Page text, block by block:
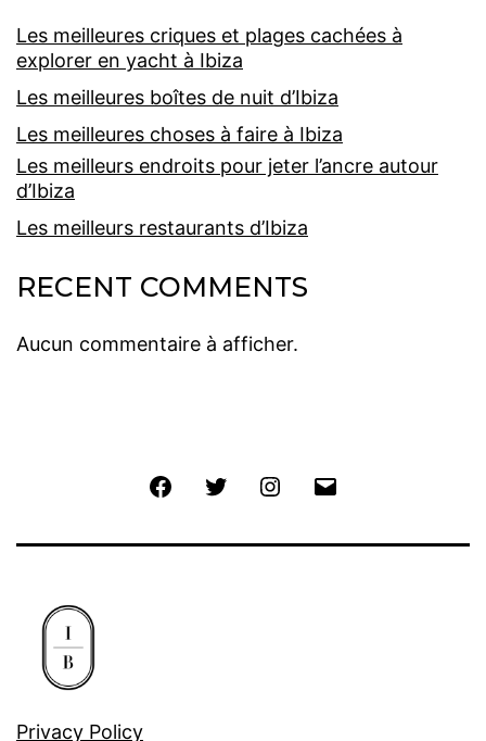
Les meilleures criques et plages cachées à
explorer en yacht à Ibiza
Les meilleures boîtes de nuit d’Ibiza
Les meilleures choses à faire à Ibiza
Les meilleurs endroits pour jeter l’ancre autour
d’Ibiza
Les meilleurs restaurants d’Ibiza
RECENT COMMENTS
Aucun commentaire à afficher.
Privacy Policy